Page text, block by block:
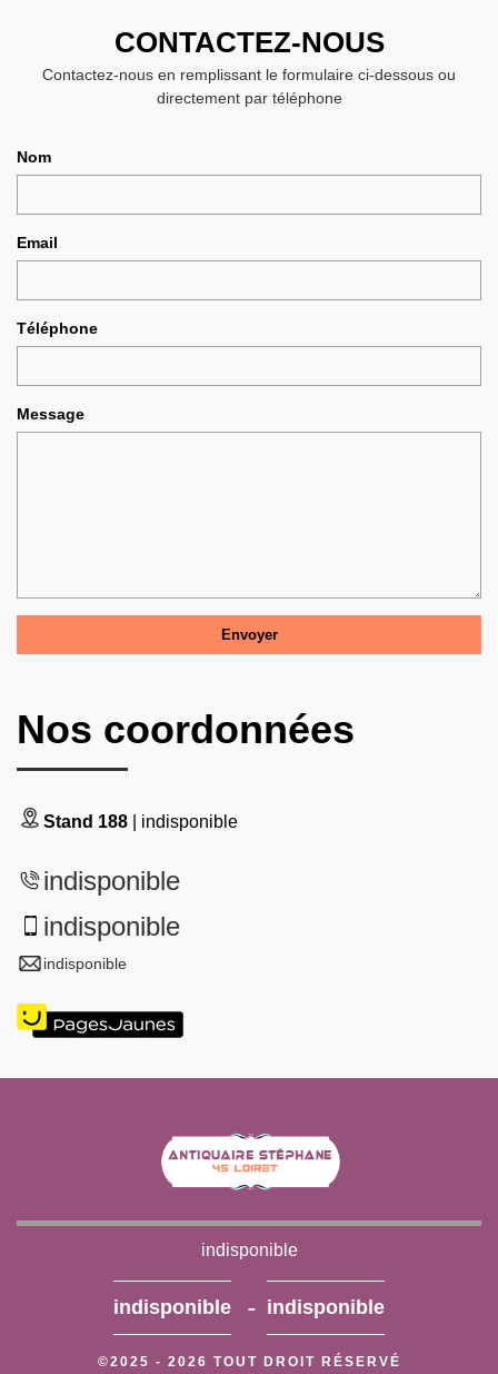
CONTACTEZ-NOUS
Contactez-nous en remplissant le formulaire ci-dessous ou
directement par téléphone
Nom
Email
Téléphone
Message
Nos coordonnées
Stand 188 | indisponible
indisponible
indisponible
indisponible
indisponible
indisponible - indisponible
©2025 - 2026 TOUT DROIT RÉSERVÉ